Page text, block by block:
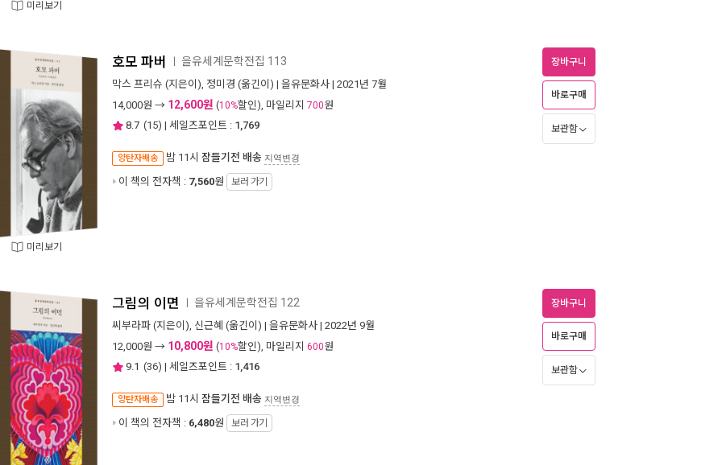
미리보기
미리보기
호모 파버 을유세계문학전집 113
막스 프리슈 (지은이), 정미경 (옮긴이) | 을유문화사 | 2021년 7월
14,000원 → 12,600원 (10%할인), 마일리지 700원
8.7 (15) | 세일즈포인트 : 1,769
양탄자배송 밤 11시 잠들기전 배송 지역변경
이 책의 전자책 : 7,560원 보러 가기
장바구니
바로구매
보관함
그림의 이면 을유세계문학전집 122
씨부라파 (지은이), 신근혜 (옮긴이) | 을유문화사 | 2022년 9월
12,000원 → 10,800원 (10%할인), 마일리지 600원
9.1 (36) | 세일즈포인트 : 1,416
양탄자배송 밤 11시 잠들기전 배송 지역변경
이 책의 전자책 : 6,480원 보러 가기
장바구니
바로구매
보관함